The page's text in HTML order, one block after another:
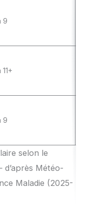
9
9
selon le
Météo-
Maladie (2025-